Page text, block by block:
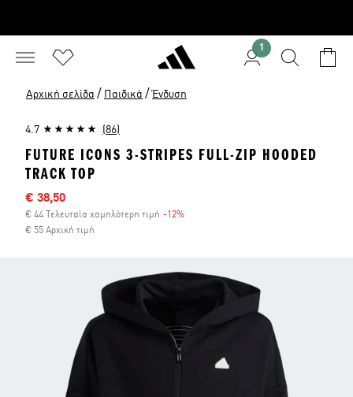
1
Αρχική σελίδα / Παιδικά / Ένδυση
4.7 (86)
FUTURE ICONS 3-STRIPES FULL-ZIP HOODED
TRACK TOP
Τιμή έκπτωσης
€ 38,50
€ 44 Τελευταία χαμηλότερη τιμή -12%
€ 55 Αρχική τιμή